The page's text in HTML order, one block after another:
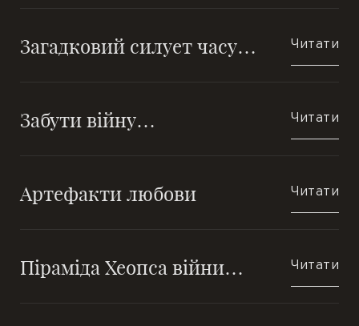
Новели
П’єси
Загадковий силует часу… Читати
Забути війну… Читати
Артефакти любови Читати
Піраміда Хеопса війни… Читати